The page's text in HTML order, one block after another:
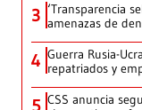
3 ‘Transparencia
amenazas de
4 Guerra Rusia-
repatriados y
CSS anuncia